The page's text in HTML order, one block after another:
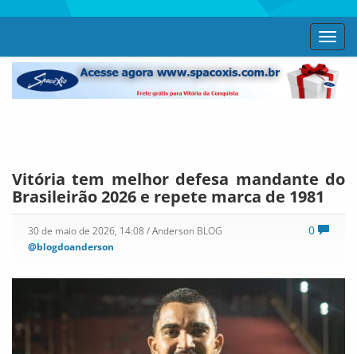
Vitória tem melhor defesa mandante do
Brasileirão 2026 e repete marca de 1981
0
30 de maio de 2026, 14:08 / Anderson BLOG
@blogdoanderson